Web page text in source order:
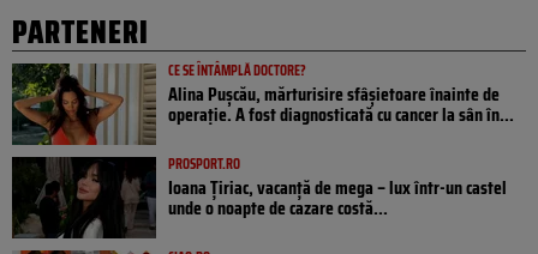
PARTENERI
CE SE ÎNTÂMPLĂ DOCTORE?
Alina Pușcău, mărturisire sfâșietoare înainte de
operație. A fost diagnosticată cu cancer la sân în...
PROSPORT.RO
Ioana Țiriac, vacanță de mega – lux într-un castel
unde o noapte de cazare costă...